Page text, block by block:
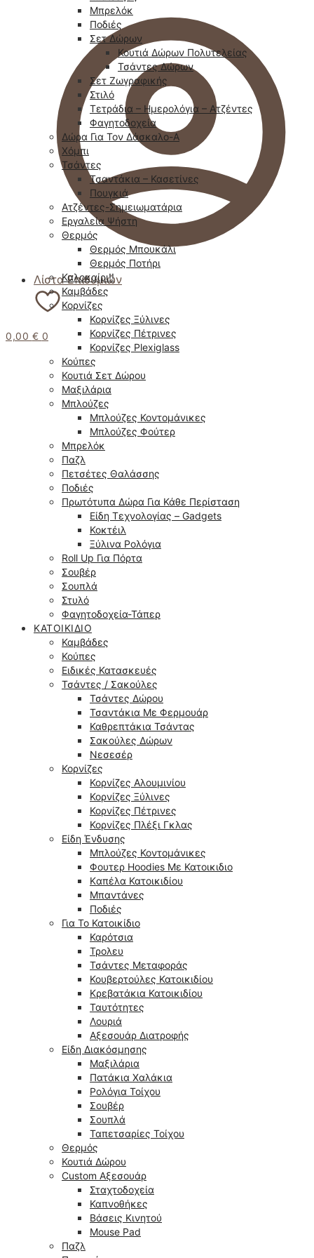
Λίστα Επιθυμιών
0,00 € 0
Μπρελόκ
Ποδιές
Σετ Δώρων
Κουτιά Δώρων Πολυτελείας
Τσάντες Δώρων
Σετ Ζωγραφικής
Στιλό
Τετράδια – Ημερολόγια – Ατζέντες
Φαγητοδοχεία
Δώρα Για Τον Δάσκαλο-Α
Χόμπι
Τσάντες
Τσαντάκια – Κασετίνες
Πουγκιά
Ατζέντες-Σημειωματάρια
Εργαλεία Ψήστη
Θερμός
Θερμός Μπουκάλι
Θερμός Ποτήρι
Καλοκαίρι!!
Καμβάδες
Κορνίζες
Κορνίζες Ξύλινες
Κορνίζες Πέτρινες
Κορνίζες Plexiglass
Κούπες
Κουτιά Σετ Δώρου
Μαξιλάρια
Μπλούζες
Μπλούζες Κοντομάνικες
Μπλούζες Φούτερ
Μπρελόκ
Παζλ
Πετσέτες Θαλάσσης
Ποδιές
Πρωτότυπα Δώρα Για Κάθε Περίσταση
Είδη Τεχνολογίας – Gadgets
Κοκτέιλ
Ξύλινα Ρολόγια
Roll Up Για Πόρτα
Σουβέρ
Σουπλά
Στυλό
Φαγητοδοχεία-Τάπερ
ΚΑΤΟΙΚΊΔΙΟ
Καμβάδες
Κούπες
Ειδικές Κατασκευές
Τσάντες / Σακούλες
Τσάντες Δώρου
Τσαντάκια Με Φερμουάρ
Καθρεπτάκια Τσάντας
Σακούλες Δώρων
Νεσεσέρ
Κορνίζες
Κορνίζες Αλουμινίου
Κορνίζες Ξύλινες
Κορνίζες Πέτρινες
Κορνίζες Πλέξι Γκλας
Είδη Ένδυσης
Μπλούζες Κοντομάνικες
Φουτερ Hoodies Με Κατοικιδιο
Kαπέλα Κατοικιδίου
Μπαντάνες
Ποδιές
Για Το Κατοικίδιο
Καρότσια
Τρολευ
Τσάντες Μεταφοράς
Κουβερτούλες Κατοικιδίου
Κρεβατάκια Κατοικιδίου
Ταυτότητες
Λουριά
Αξεσουάρ Διατροφής
Είδη Διακόσμησης
Μαξιλάρια
Πατάκια Χαλάκια
Ρολόγια Τοίχου
Σουβέρ
Σουπλά
Ταπετσαρίες Τοίχου
Θερμός
Κουτιά Δώρου
Custom Αξεσουάρ
Σταχτοδοχεία
Καπνοθήκες
Βάσεις Κινητού
Mouse Pad
Παζλ